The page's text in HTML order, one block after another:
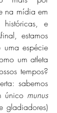
na mídia em
e
estamos
espécie
um atleta
tempos?
sabemos
único munus
gladiadores)